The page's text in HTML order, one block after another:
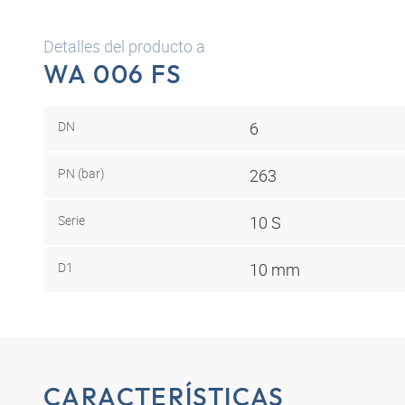
Detalles del producto a
WA 006 FS
DN 6
PN (bar) 263
Serie 10 S
D1 10 mm
CARACTERÍSTICAS